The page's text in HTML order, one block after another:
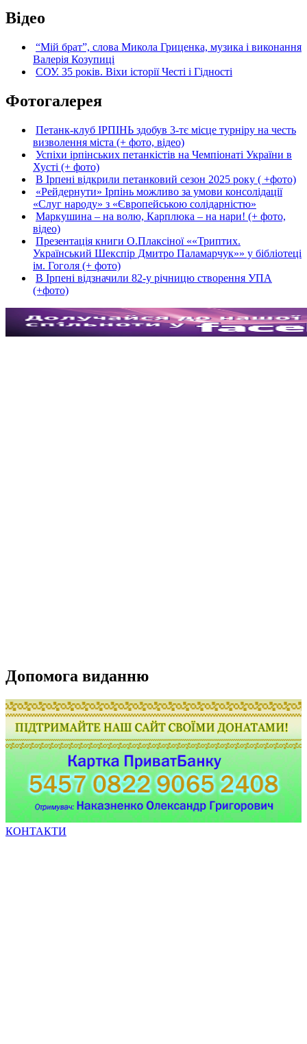
Відео
“Мій брат”, слова Микола Гриценка, музика і виконання
Валерія Козупиці
СОУ. 35 років. Віхи історії Честі і Гідності
Фотогалерея
Петанк-клуб ІРПІНЬ здобув 3-тє місце турніру на честь
визволення міста (+ фото, відео)
Успіхи ірпінських петанкістів на Чемпіонаті України в
Хусті (+ фото)
В Ірпені відкрили петанковий сезон 2025 року ( +фото)
«Рейдернути» Ірпінь можливо за умови консолідації
«Слуг народу» з «Європейською солідарністю»
Маркушина – на волю, Карплюка – на нари! (+ фото,
відео)
Презентація книги О.Плаксіної ««Триптих.
Український Шекспір Дмитро Паламарчук»» у бібліотеці
ім. Гоголя (+ фото)
В Ірпені відзначили 82-у річницю створення УПА
(+фото)
Допомога виданню
КОНТАКТИ